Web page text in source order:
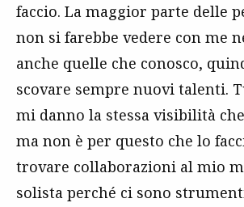
faccio. La maggior parte delle
non si farebbe vedere con me
anche quelle che conosco,
scovare sempre nuovi talenti.
mi danno la stessa visibilità
ma non è per questo che lo
trovare collaborazioni al mio
solista perché ci sono